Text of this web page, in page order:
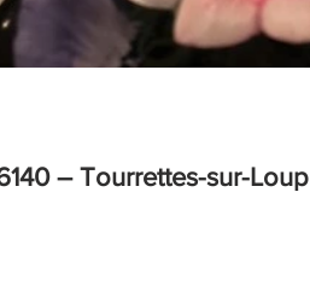
– Tourrettes-sur-Loup